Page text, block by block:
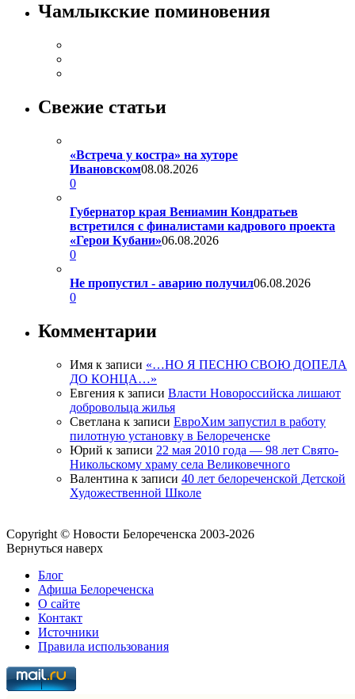
Чамлыкские поминовения
Свежие статьи
«Встреча у костра» на хуторе
Ивановском08.08.2026
0
Губернатор края Вениамин Кондратьев
встретился с финалистами кадрового проекта
«Герои Кубани»06.08.2026
0
Не пропустил - аварию получил06.08.2026
0
Комментарии
Имя к записи «…НО Я ПЕСНЮ СВОЮ ДОПЕЛА
ДО КОНЦА…»
Евгения к записи Власти Новороссийска лишают
добровольца жилья
Светлана к записи ЕвроХим запустил в работу
пилотную установку в Белореченске
Юрий к записи 22 мая 2010 года — 98 лет Свято-
Никольскому храму села Великовечного
Валентина к записи 40 лет белореченской Детской
Художественной Школе
Copyright © Новости Белореченска 2003-2026
Вернуться наверх
Блог
Афиша Белореченска
О сайте
Контакт
Источники
Правила использования